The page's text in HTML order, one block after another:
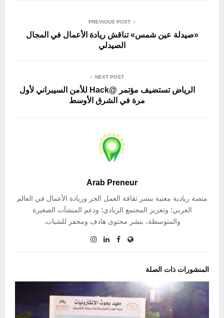
PREVIOUS POST
«صيدلة عين شمس» تناقش ريادة الأعمال في المجال
الصيدلي
NEXT POST
الرياض تستضيف مؤتمر @Hack للأمن السيبراني لأول
مرة في الشرق الأوسط
Arab Preneur
منصة ريادية معنية بنشر ثقافة العمل الحر وريادة الأعمال في العالم
العربي؛ وتعزيز المجتمع الريادي؛ ودعم المنشآت الصغيرة
والمتوسطة، بنشر محتوى هادف ومحفز للشباب.
المنشورات ذات الصلة